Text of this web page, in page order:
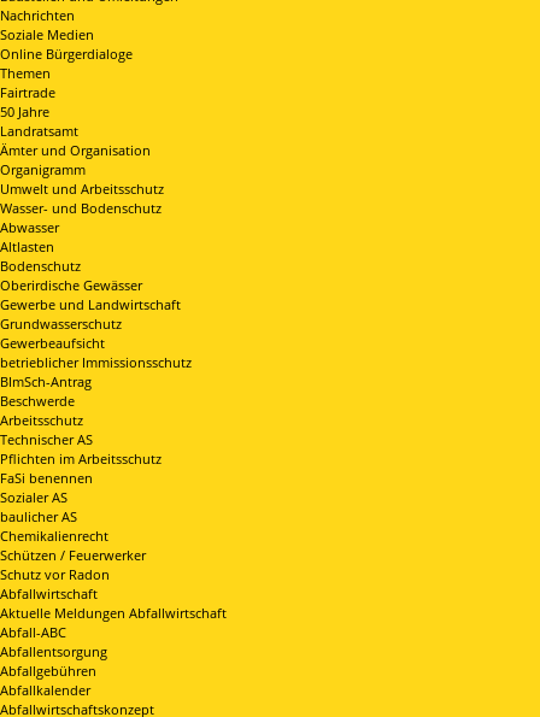
Nachrichten
Soziale Medien
Online Bürgerdialoge
Themen
Fairtrade
50 Jahre
Landratsamt
Ämter und Organisation
Organigramm
Umwelt und Arbeitsschutz
Wasser- und Bodenschutz
Abwasser
Altlasten
Bodenschutz
Oberirdische Gewässer
Gewerbe und Landwirtschaft
Grundwasserschutz
Gewerbeaufsicht
betrieblicher Immissionsschutz
BImSch-Antrag
Beschwerde
Arbeitsschutz
Technischer AS
Pflichten im Arbeitsschutz
FaSi benennen
Sozialer AS
baulicher AS
Chemikalienrecht
Schützen / Feuerwerker
Schutz vor Radon
Abfallwirtschaft
Aktuelle Meldungen Abfallwirtschaft
Abfall-ABC
Abfallentsorgung
Abfallgebühren
Abfallkalender
Abfallwirtschaftskonzept